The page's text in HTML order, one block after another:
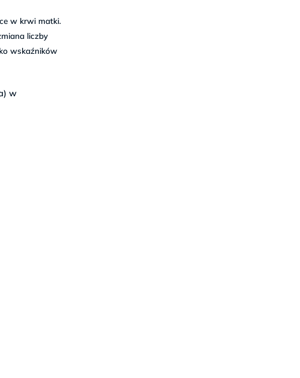
w krwi matki.
liczby
wskaźników
w